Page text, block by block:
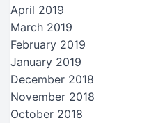
April 2019
March 2019
February 2019
January 2019
December 2018
November 2018
October 2018